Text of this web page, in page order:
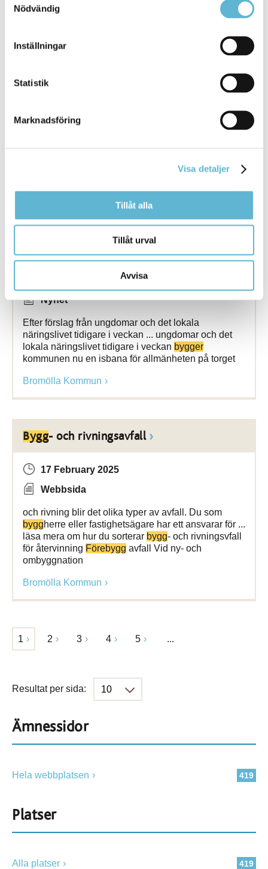
Nödvändig
Inställningar
Statistik
Marknadsföring
Visa detaljer
Tillåt alla
Tillåt urval
Avvisa
ligger på Edenrydsvägen.
Bromölla Kommun
på torget
Nyhet
Efter förslag från ungdomar och det lokala
näringslivet tidigare i veckan ... ungdomar och det
lokala näringslivet tidigare i veckan bygger
kommunen nu en isbana för allmänheten på torget
Bromölla Kommun
Bygg- och rivningsavfall
17 February 2025
Webbsida
och rivning blir det olika typer av avfall. Du som
bygg­­herre eller fastighetsägare har ett ansvarar för ...
läsa mera om hur du sorterar bygg- och rivningsvfall
för återvinning Förebygg avfall Vid ny- och
ombyggnation
Bromölla Kommun
1 2 3 4 5 ...
Resultat per sida:
Ämnessidor
419
Hela webbplatsen
Platser
419
Alla platser